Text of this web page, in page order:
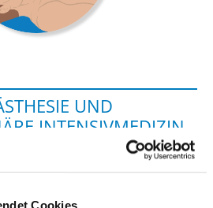
Cookies
UND
INTENSIVMEDIZIN